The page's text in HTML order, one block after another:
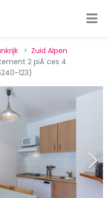
Zuid Alpen
2 piÃ¨ces 4
123)